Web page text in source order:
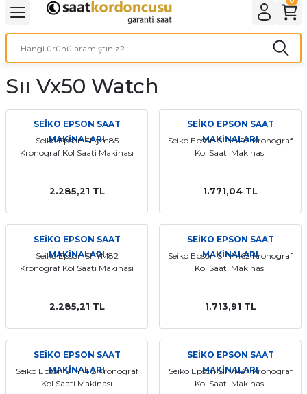
Geri Dön
& ELEKTİRİK AYDINLATMA & ELEKTRİK
BİLGİSAYAR
OFİS MALZEMELERİ
Geri Dön
ve Cihaz Pilleri
ÇEŞİTLERİ
ÇEŞİTLERİ
ÇEŞİTLERİ
Geri Dön
Geri Dön
Kordon Çeşitleri
kordonları
Kordonları
Kordonu
saat kordonu
Kordonları
Sıı Vx50 Watch
SEİKO EPSON SAAT
MAKİNALARI
Seiko Epson SII ym85
Kronograf Kol Saati Makinası
2.285,21 TL
SEİKO EPSON SAAT
MAKİNALARI
Seiko Epson SII YM92 Kronograf
Kol Saati Makinası
1.771,04 TL
SEİKO EPSON SAAT
MAKİNALARI
Seiko Epson SII YM82
Kronograf Kol Saati Makinası
2.285,21 TL
SEİKO EPSON SAAT
MAKİNALARI
Seiko Epson SII YM62 Kronograf
Kol Saati Makinası
1.713,91 TL
SEİKO EPSON SAAT
MAKİNALARI
Seiko Epson SII YM12 Kronograf
Kol Saati Makinası
SEİKO EPSON SAAT
MAKİNALARI
Seiko Epson SII VR37 Kronograf
Kol Saati Makinası